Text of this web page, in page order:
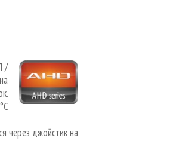
/
через джойстик на